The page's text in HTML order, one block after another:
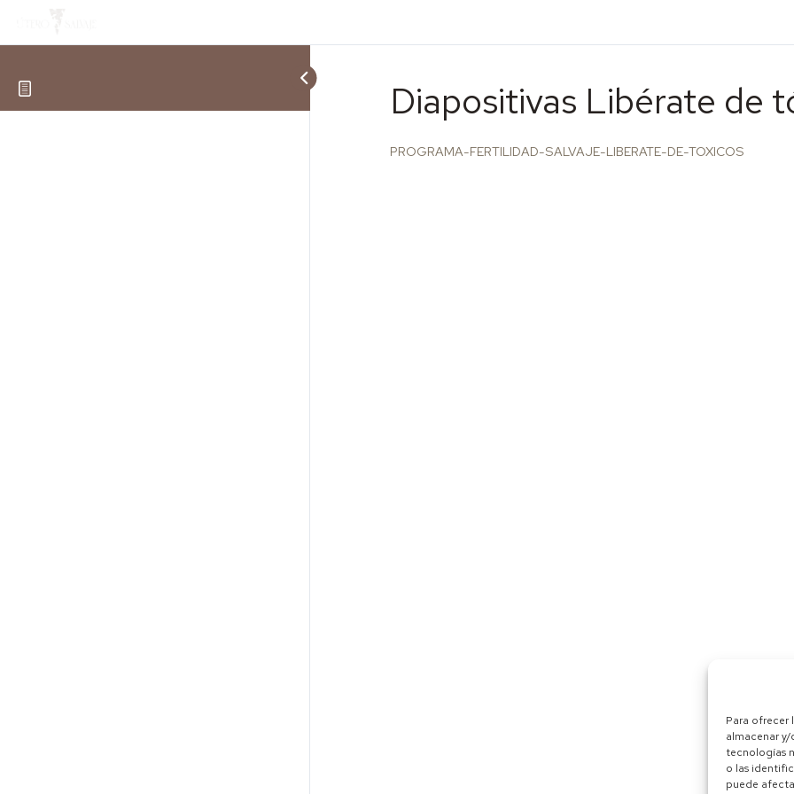
Para ofrecer
almacenar
tecnologías
o las
puede
Diapositivas Libérate de
PROGRAMA-FERTILIDAD-SALVAJE-LIBERATE-DE-TOXICOS